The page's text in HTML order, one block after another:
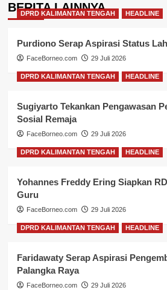
BERITA LAINNYA
DPRD KALIMANTAN TENGAH HEADLINE
Purdiono Serap Aspirasi Status
FaceBorneo.com 29 Juli 2026
DPRD KALIMANTAN TENGAH HEADLINE
Sugiyarto Tekankan Pengawasan
Sosial Remaja
FaceBorneo.com 29 Juli 2026
DPRD KALIMANTAN TENGAH HEADLINE
Yohannes Freddy Ering Siapkan
Guru
FaceBorneo.com 29 Juli 2026
DPRD KALIMANTAN TENGAH HEADLINE
Faridawaty Serap Aspirasi
Palangka Raya
FaceBorneo.com 29 Juli 2026